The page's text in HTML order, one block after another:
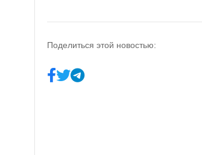
Поделиться этой новостью: